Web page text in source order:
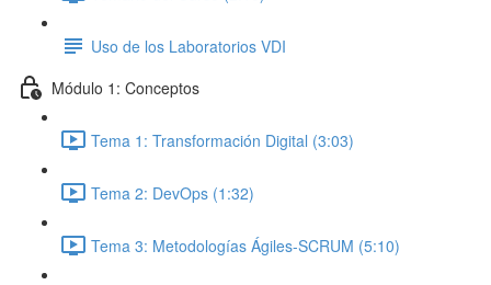
Uso de los Laboratorios VDI
Módulo 1: Conceptos
Tema 1: Transformación Digital (3:03)
Tema 2: DevOps (1:32)
Tema 3: Metodologías Ágiles-SCRUM (5:10)